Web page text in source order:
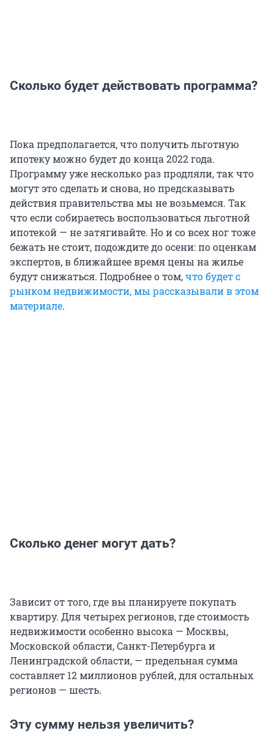
Сколько будет действовать программа?
Пока предполагается, что получить льготную
ипотеку можно будет до конца 2022 года.
Программу уже несколько раз продляли, так что
могут это сделать и снова, но предсказывать
действия правительства мы не возьмемся. Так
что если собираетесь воспользоваться льготной
ипотекой — не затягивайте. Но и со всех ног тоже
бежать не стоит, подождите до осени: по оценкам
экспертов, в ближайшее время цены на жилье
будут снижаться. Подробнее о том,что будет с
рынком недвижимости, мы рассказывали в этом
материале.
Сколько денег могут дать?
Зависит от того, где вы планируете покупать
квартиру. Для четырех регионов, где стоимость
недвижимости особенно высока — Москвы,
Московской области, Санкт-Петербурга и
Ленинградской области, — предельная сумма
составляет 12 миллионов рублей, для остальных
регионов — шесть.
Эту сумму нельзя увеличить?